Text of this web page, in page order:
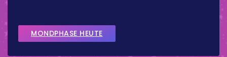
MONDPHASE HEUTE